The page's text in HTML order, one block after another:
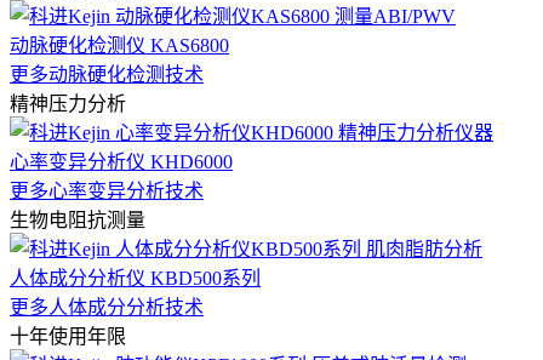
动脉硬化检测仪 KAS6800
更多动脉硬化检测技术
精神压力分析
心率变异分析仪 KHD6000
更多心率变异分析技术
生物电阻抗测量
人体成分分析仪 KBD500系列
更多人体成分分析技术
十年使用年限